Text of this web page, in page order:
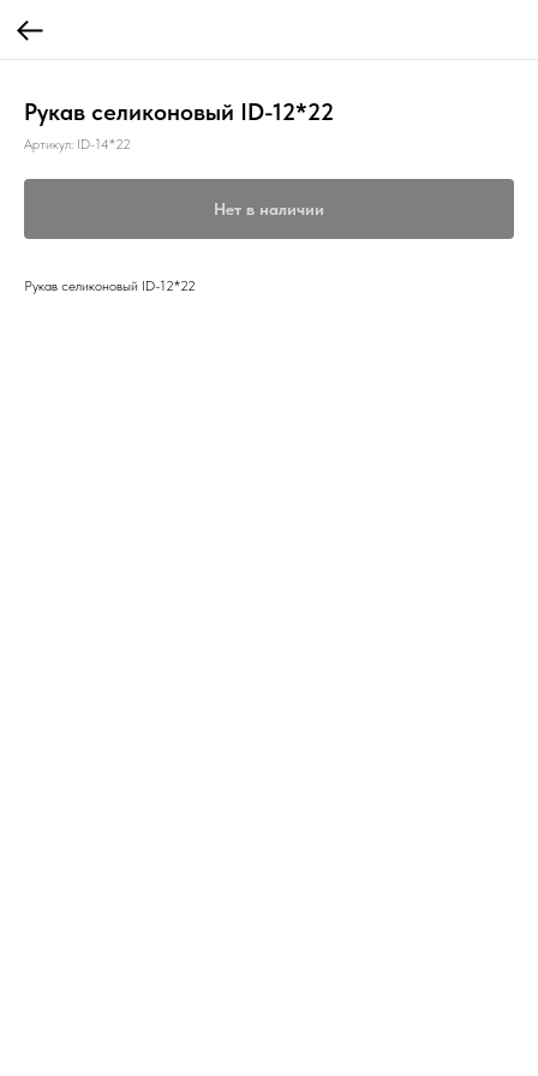
Рукав селиконовый ID-12*22
Артикул: ID-14*22
Нет в наличии
Рукав селиконовый ID-12*22